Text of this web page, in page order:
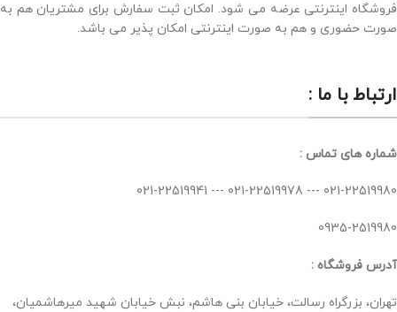
فروشگاه اینترنتی عرضه می شود. امکان ثبت سفارش برای مشتریان هم به
صورت حضوری و هم به صورت اینترنتی امکان پذیر می باشد.
ارتباط با ما :
شماره های تماس :
021-22519980 --- 021-22519978 --- 021-22519941
0935-2519980
آدرس فروشگاه :
تهران، بزرگراه رسالت، خیابان بنی هاشم، نبش خیابان شهید میرهاشمیان،